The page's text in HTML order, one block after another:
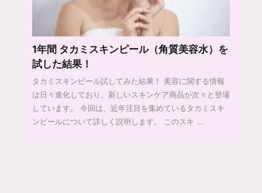
1年間 タカミスキンピール（角質美容水）を
試した結果！
タカミスキンピール試してみた結果！ 美容に関する情報
は日々進化しており、新しいスキンケア商品が次々と登場
しています。 今回は、近年注目を集めているタカミスキ
ンピールについて詳しく説明します。 このスキ ...